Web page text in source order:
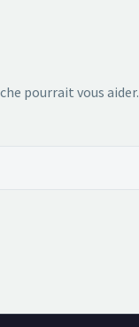
pourrait vous aider.